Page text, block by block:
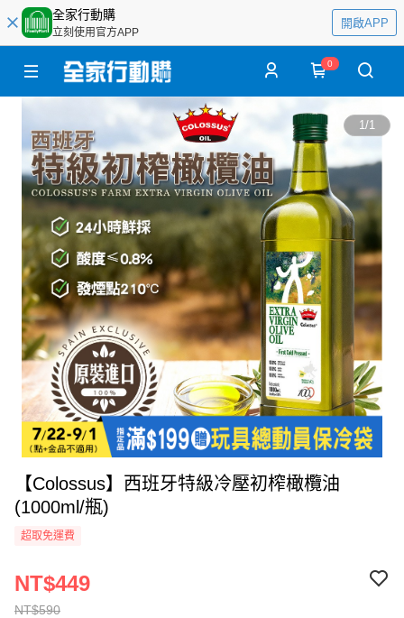
全家行動購
立刻使用官方APP
開啟APP
0
1/1
【Colossus】西班牙特級冷壓初榨橄欖油
(1000ml/瓶)
超取免運費
NT$590
NT$449